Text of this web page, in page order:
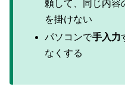
頼して、同じ内容
を掛けない
パソコンで手入力
なくする